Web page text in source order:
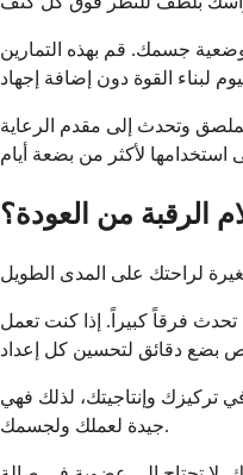
جسمك. قم بهذه التمارين
وتحدث إلى مقدم الرعاية
الرقبة من العودة؟
فرقاً كبيراً. إذا كنت تعمل
تركيزك وإنتاجيتك، لذلك فهي
جيدة لعملك ولجسمك.